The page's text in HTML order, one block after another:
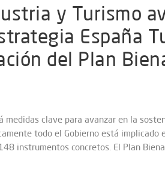
y Turismo
España
del Plan
clave para avanzar en la
todo el Gobierno está implicado
instrumentos concretos. El Plan